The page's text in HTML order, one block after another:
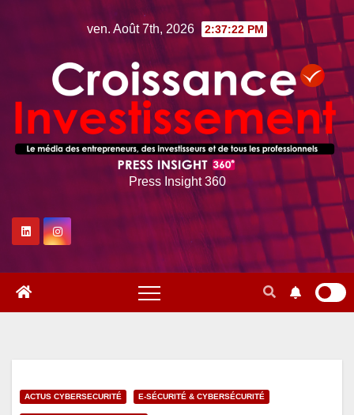
ven. Août 7th, 2026 2:37:24 PM
Press Insight 360
ACTUS CYBERSECURITÉ E-SÉCURITÉ & CYBERSÉCURITÉ